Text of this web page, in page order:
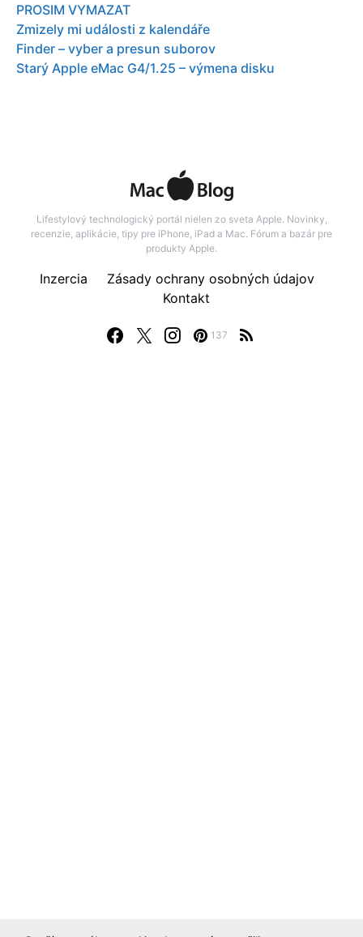
PROSIM VYMAZAT
Zmizely mi události z kalendáře
Finder – vyber a presun suborov
Starý Apple eMac G4/1.25 – výmena disku
Lifestylový technologický portál nielen zo sveta Apple. Novinky,
recenzie, aplikácie, tipy pre iPhone, iPad a Mac. Fórum a bazár pre
produkty Apple.
137
Inzercia
Zásady ochrany osobných údajov
Kontakt